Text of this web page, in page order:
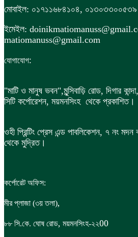
মোবাইল: ০১৭১১৬৮৪১০৪, ০১৩০৩৩০০৫৩৯
ইমেইল:
matiomanuss@gmail.com
যোগাযোগ:
"মাটি ও মানুষ ভবন",মুন্সিবাড়ি রোড, দিগার
সিটি কর্পোরেশন, ময়মনসিংহ থেকে প্রকাশিত।
ওহী প্রিন্টিং প্রেস এন্ড পাবলিকেশন, ৭ নং
থেকে মুদ্রিত।
কর্পোরেট অফিস:
মীর প্লাজা (৩য় তলা),
৮৮ সি.কে. ঘোষ রোড, ময়মনসিংহ-২২00